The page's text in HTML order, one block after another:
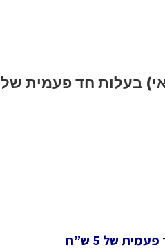
חד פעמית של 5 ש”ח
של 5 ש”ח